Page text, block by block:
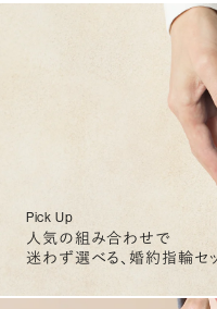
Pick Up
人気の組み合わせで
迷わず選べる、婚約指輪セ